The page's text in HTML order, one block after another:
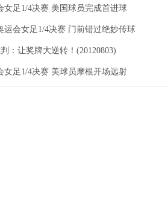
女足1/4决赛 美国球员完成首进球
运会女足1/4决赛 门前错过绝妙传球
：让奖牌大逆转！(20120803)
女足1/4决赛 美球员摩根开场远射